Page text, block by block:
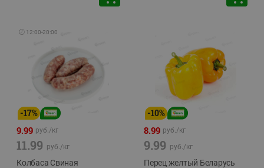
🕘 12:00-20:00
-17%
9.99 руб./кг
11.99 руб./кг
Колбаса Свиная
-10%
8.99 руб./кг
9.99 руб./кг
Перец желтый Беларусь